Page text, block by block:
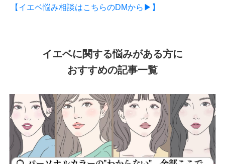
【イエベ悩み相談はこちらのDMから▶】
イエベに関する悩みがある方に
おすすめの記事一覧